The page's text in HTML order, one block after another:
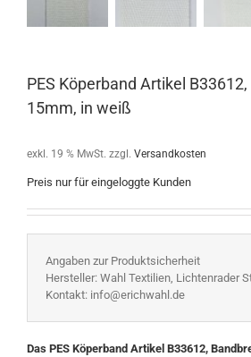
PES Köperband Artikel
15mm, in weiß
exkl. 19 % MwSt. zzgl. Versandkosten
Preis nur für eingeloggte Kunden
Angaben zur Produktsicherheit
Hersteller: Wahl Textilien, Lichtenrader
Kontakt: info@erichwahl.de
Das PES Köperband Artikel B33612,